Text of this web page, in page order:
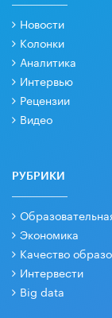
Новости
Колонки
Аналитика
Интервью
Рецензии
Видео
РУБРИКИ
Экономика
Качество
Интервести
Big data